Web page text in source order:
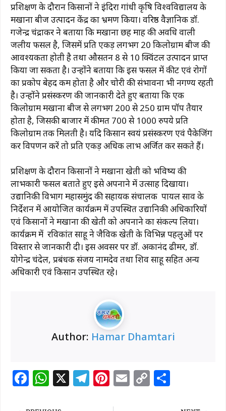
प्रशिक्षण के दौरान किसानों ने इंदिरा गांधी कृषि विश्वविद्यालय के
मखाना बीज उत्पादन केंद्र का भ्रमण किया। वरिष्ठ वैज्ञानिक डॉ.
गजेन्द्र चंद्राकर ने बताया कि मखाना छह माह की अवधि वाली
जलीय फसल है, जिसमें प्रति एकड़ लगभग 20 किलोग्राम बीज की
आवश्यकता होती है तथा औसतन 8 से 10 क्विंटल उत्पादन प्राप्त
किया जा सकता है। उन्होंने बताया कि इस फसल में कीट एवं रोगों
का प्रकोप बेहद कम होता है और चोरी की संभावना भी नगण्य रहती
है। उन्होंने प्रसंस्करण की जानकारी देते हुए बताया कि एक
किलोग्राम मखाना बीज से लगभग 200 से 250 ग्राम पॉप तैयार
होता है, जिसकी बाजार में कीमत 700 से 1000 रुपये प्रति
किलोग्राम तक मिलती है। यदि किसान स्वयं प्रसंस्करण एवं पैकेजिंग
कर विपणन करें तो प्रति एकड़ अधिक लाभ अर्जित कर सकते हैं।
प्रशिक्षण के दौरान किसानों ने मखाना खेती को भविष्य की
लाभकारी फसल बताते हुए इसे अपनाने में उत्साह दिखाया।
उद्यानिकी विभाग महासमुंद की सहायक संचालक पायल साव के
निर्देशन में आयोजित कार्यक्रम में उपस्थित उद्यानिकी अधिकारियों
एवं किसानों ने मखाना की खेती को अपनाने का संकल्प लिया।
कार्यक्रम में रविकांत साहू ने जैविक खेती के विभिन्न पहलुओं पर
विस्तार से जानकारी दी। इस अवसर पर डॉ. अकानंद ढीमर, डॉ.
योगेन्द्र चंदेल, प्रबंधक संजय नामदेव तथा शिव साहू सहित अन्य
अधिकारी एवं किसान उपस्थित रहे।
Author: Hamar Dhamtari
F
a
W
h
X T
el
Pi
n
E
m
C
o